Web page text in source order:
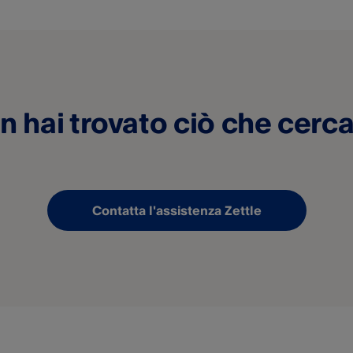
hai trovato ciò che
Contatta l'assistenza Zettle